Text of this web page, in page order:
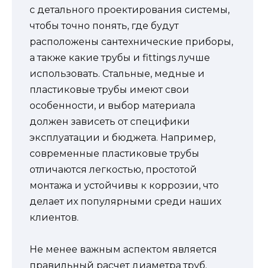
с детального проектирования системы,
чтобы точно понять, где будут
расположены сантехнические приборы,
а также какие трубы и fittings лучше
использовать. Стальные, медные и
пластиковые трубы имеют свои
особенности, и выбор материала
должен зависеть от специфики
эксплуатации и бюджета. Например,
современные пластиковые трубы
отличаются легкостью, простотой
монтажа и устойчивы к коррозии, что
делает их популярными среди наших
клиентов.
Не менее важным аспектом является
правильный расчет диаметра труб.